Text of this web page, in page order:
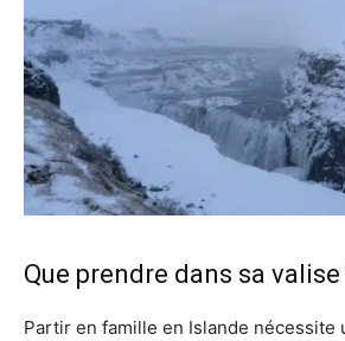
Que prendre dans sa valise
Partir en famille en Islande nécessite